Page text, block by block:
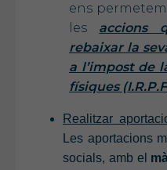
ens
les accions
rebaixar la
a l’impost de
físiques
Realitzar
Les aportacions
socials, amb el